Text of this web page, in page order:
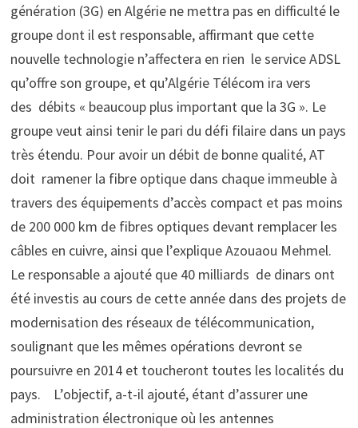
génération (3G) en Algérie ne mettra pas en difficulté le
groupe dont il est responsable, affirmant que cette
nouvelle technologie n’affectera en rien le service ADSL
qu’offre son groupe, et qu’Algérie Télécom ira vers
des débits « beaucoup plus important que la 3G ». Le
groupe veut ainsi tenir le pari du défi filaire dans un pays
très étendu. Pour avoir un débit de bonne qualité, AT
doit ramener la fibre optique dans chaque immeuble à
travers des équipements d’accès compact et pas moins
de 200 000 km de fibres optiques devant remplacer les
câbles en cuivre, ainsi que l’explique Azouaou Mehmel.
Le responsable a ajouté que 40 milliards de dinars ont
été investis au cours de cette année dans des projets de
modernisation des réseaux de télécommunication,
soulignant que les mêmes opérations devront se
poursuivre en 2014 et toucheront toutes les localités du
pays. L’objectif, a-t-il ajouté, étant d’assurer une
administration électronique où les antennes